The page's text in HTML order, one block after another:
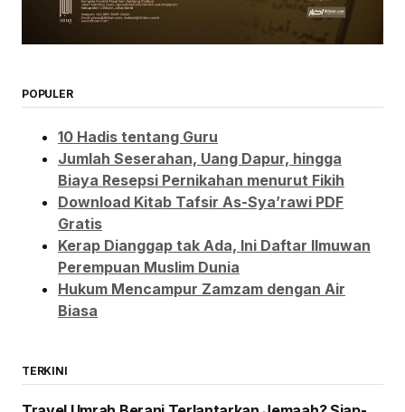
POPULER
10 Hadis tentang Guru
Jumlah Seserahan, Uang Dapur, hingga
Biaya Resepsi Pernikahan menurut Fikih
Download Kitab Tafsir As-Sya’rawi PDF
Gratis
Kerap Dianggap tak Ada, Ini Daftar Ilmuwan
Perempuan Muslim Dunia
Hukum Mencampur Zamzam dengan Air
Biasa
TERKINI